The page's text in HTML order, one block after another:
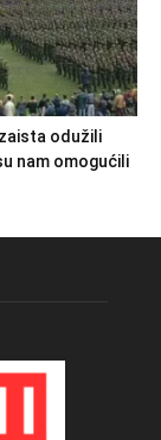
odužili
nam omogućili